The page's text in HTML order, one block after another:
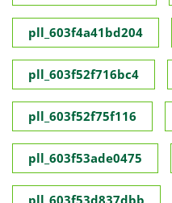
pll_603f4a41bd204
pll_603f52f716bc4
pll_603f52f75f116
pll_603f53ade0475